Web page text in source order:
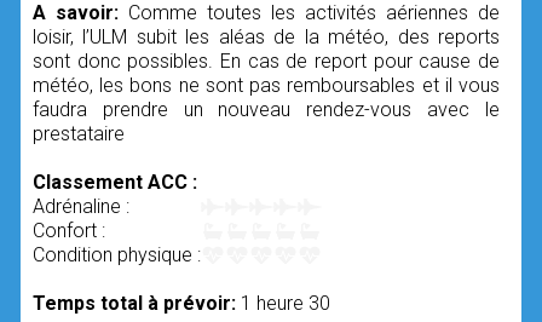
A savoir: Comme toutes les activités aériennes de
loisir, l’ULM subit les aléas de la météo, des reports
sont donc possibles. En cas de report pour cause de
météo, les bons ne sont pas remboursables et il vous
faudra prendre un nouveau rendez-vous avec le
prestataire
Classement ACC :
Adrénaline :
Confort :
Condition physique :
Temps total à prévoir: 1 heure 30